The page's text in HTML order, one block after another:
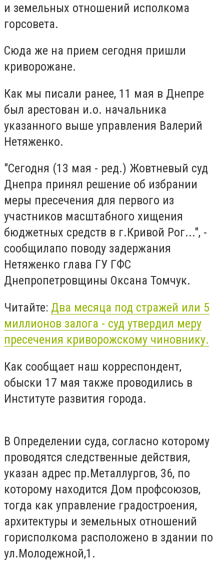
и земельных отношений исполкома
горсовeта.
Сюда же на прием сегодня пришли
криворожане.
Как мы писали ранее, 11 мая в Днепре
был арестован и.о. начальника
указанного выше управления Валерий
Нетяженко.
"Сегодня (13 мая - ред.) Жовтневый суд
Днепра принял решение об избрании
меры пресечения для первого из
участников масштабного хищения
бюджетных средств в г.Кривой Рог...", -
сообщилапо поводу задержания
Нетяженко глава ГУ ГФС
Днепропетровщины Оксана Томчук.
Читайте: Два месяца под стражей или 5
миллионов залога - суд утвердил меру
пресечения криворожскому чиновнику.
Как сообщает наш корреспондент,
обыски 17 мая также проводились в
Институте развития города.
В Определении суда, согласно которому
проводятся следственные действия,
указан адрес пр.Металлургов, 36, по
которому находится Дом профсоюзов,
тогда как управление градостроения,
архитектуры и земельных отношений
горисполкома расположено в здании по
ул.Молодежной,1.